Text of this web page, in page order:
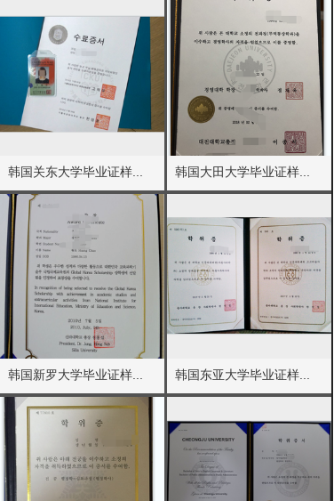
留学文凭认证新趋势：韩国高校学历信息核验指南
韩国留学新趋势与学历认证实务指南
韩国关东大学毕业证样... 韩国大田大学毕业证样...
韩国新罗大学毕业证样... 韩国东亚大学毕业证样...